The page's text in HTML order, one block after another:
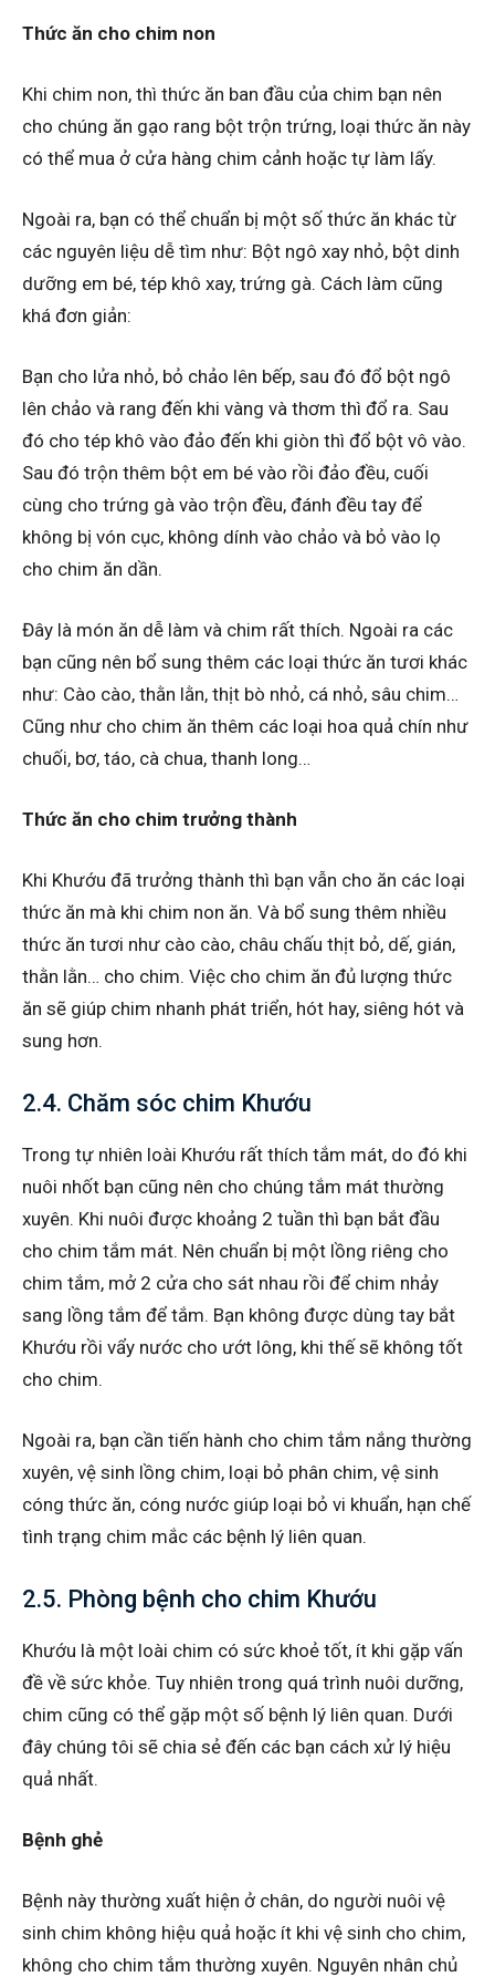
Thức ăn cho chim non
Khi chim non, thì thức ăn ban đầu của chim bạn nên
cho chúng ăn gạo rang bột trộn trứng, loại thức ăn này
có thể mua ở cửa hàng chim cảnh hoặc tự làm lấy.
Ngoài ra, bạn có thể chuẩn bị một số thức ăn khác từ
các nguyên liệu dễ tìm như: Bột ngô xay nhỏ, bột dinh
dưỡng em bé, tép khô xay, trứng gà. Cách làm cũng
khá đơn giản:
Bạn cho lửa nhỏ, bỏ chảo lên bếp, sau đó đổ bột ngô
lên chảo và rang đến khi vàng và thơm thì đổ ra. Sau
đó cho tép khô vào đảo đến khi giòn thì đổ bột vô vào.
Sau đó trộn thêm bột em bé vào rồi đảo đều, cuối
cùng cho trứng gà vào trộn đều, đánh đều tay để
không bị vón cục, không dính vào chảo và bỏ vào lọ
cho chim ăn dần.
Đây là món ăn dễ làm và chim rất thích. Ngoài ra các
bạn cũng nên bổ sung thêm các loại thức ăn tươi khác
như: Cào cào, thằn lằn, thịt bò nhỏ, cá nhỏ, sâu chim…
Cũng như cho chim ăn thêm các loại hoa quả chín như
chuối, bơ, táo, cà chua, thanh long…
Thức ăn cho chim trưởng thành
Khi Khướu đã trưởng thành thì bạn vẫn cho ăn các loại
thức ăn mà khi chim non ăn. Và bổ sung thêm nhiều
thức ăn tươi như cào cào, châu chấu thịt bỏ, dế, gián,
thằn lằn… cho chim. Việc cho chim ăn đủ lượng thức
ăn sẽ giúp chim nhanh phát triển, hót hay, siêng hót và
sung hơn.
2.4. Chăm sóc chim Khướu
Trong tự nhiên loài Khướu rất thích tắm mát, do đó khi
nuôi nhốt bạn cũng nên cho chúng tắm mát thường
xuyên. Khi nuôi được khoảng 2 tuần thì bạn bắt đầu
cho chim tắm mát. Nên chuẩn bị một lồng riêng cho
chim tắm, mở 2 cửa cho sát nhau rồi để chim nhảy
sang lồng tắm để tắm. Bạn không được dùng tay bắt
Khướu rồi vẩy nước cho ướt lông, khi thế sẽ không tốt
cho chim.
Ngoài ra, bạn cần tiến hành cho chim tắm nắng thường
xuyên, vệ sinh lồng chim, loại bỏ phân chim, vệ sinh
cóng thức ăn, cóng nước giúp loại bỏ vi khuẩn, hạn chế
tình trạng chim mắc các bệnh lý liên quan.
2.5. Phòng bệnh cho chim Khướu
Khướu là một loài chim có sức khoẻ tốt, ít khi gặp vấn
đề về sức khỏe. Tuy nhiên trong quá trình nuôi dưỡng,
chim cũng có thể gặp một số bệnh lý liên quan. Dưới
đây chúng tôi sẽ chia sẻ đến các bạn cách xử lý hiệu
quả nhất.
Bệnh ghẻ
Bệnh này thường xuất hiện ở chân, do người nuôi vệ
sinh chim không hiệu quả hoặc ít khi vệ sinh cho chim,
không cho chim tắm thường xuyên. Nguyên nhân chủ